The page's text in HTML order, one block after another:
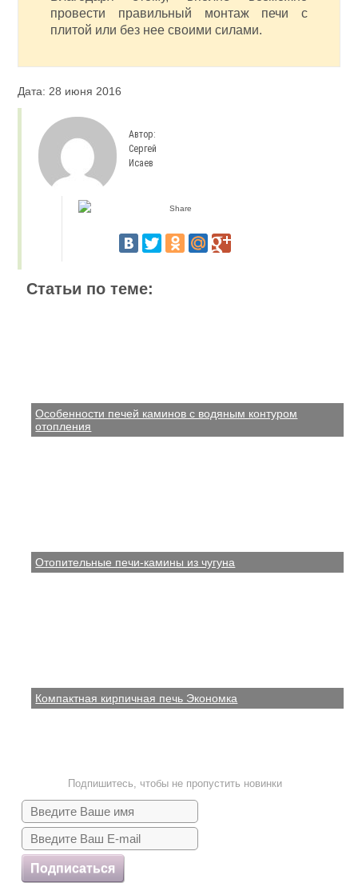
провести правильный монтаж печи с
плитой или без нее своими силами.
Дата: 28 июня 2016
Автор:
Сергей
Исаев
Статьи по теме:
Особенности печей каминов с водяным контуром
отопления
Отопительные печи-камины из чугуна
Компактная кирпичная печь Экономка
Подпишитесь, чтобы не пропустить новинки
Подписаться